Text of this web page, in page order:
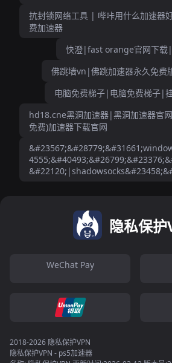
抗封锁网络工具 | 哔咔用什么加速器
费加速器
快澄|fast orange官网下载
佛跳墙vn|佛跳加速器永久免费
电脑免费梯子|电脑免费梯子|
hd18.cne黑洞加速器|黑洞加速器官
免费)加速器下载官网
隐私保护
WeChat Pay
2018-2026 隐私保护VPN
隐私保护VPN - ps5加速器